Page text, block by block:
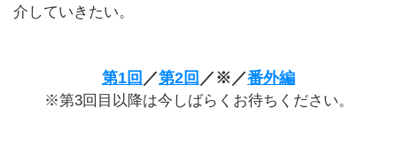
介していきたい。
第1回 ／第2回 ／※／番外編
※第3回目以降は今しばらくお待ちください。